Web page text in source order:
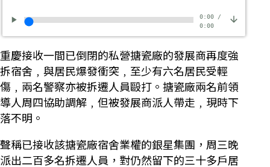
0:00/
0:00
重慶接收一間已倒閉的私營搪瓷廠的發展商再度強
拆宿舍﹐與居民爆發衝突﹐至少有六名居民受輕
傷﹐兩名警察亦被拆遷人員毆打。搪瓷廠兩名前領
導人周四協助調解﹐但被發展商派人帶走﹐現時下
落不明。
聲稱已接收該搪瓷廠宿舍業權的銀星集團，周三晚
派出二百多名拆遷人員，對仍然留下的三十多戶居